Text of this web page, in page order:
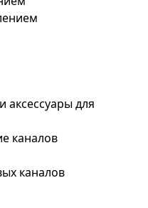
аксессуары для
каналов
каналов